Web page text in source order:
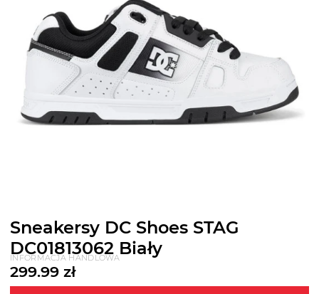
Sneakersy DC Shoes STAG
DC01813062 Biały
INFORMACJA HANDLOWA
299.99 zł